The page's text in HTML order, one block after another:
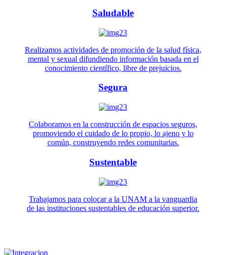
Saludable
Realizamos actividades de promoción de la salud física,
mental y sexual difundiendo información basada en el
conocimiento científico, libre de prejuicios.
Segura
Colaboramos en la construcción de espacios seguros,
promoviendo el cuidado de lo propio, lo ajeno y lo
común, construyendo redes comunitarias.
Sustentable
Trabajamos para colocar a la UNAM a la vanguardia
de las instituciones sustentables de educación superior.